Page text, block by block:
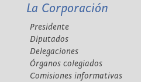
La Corporación
Presidente
Diputados
Delegaciones
Órganos colegiados
Comisiones informativas